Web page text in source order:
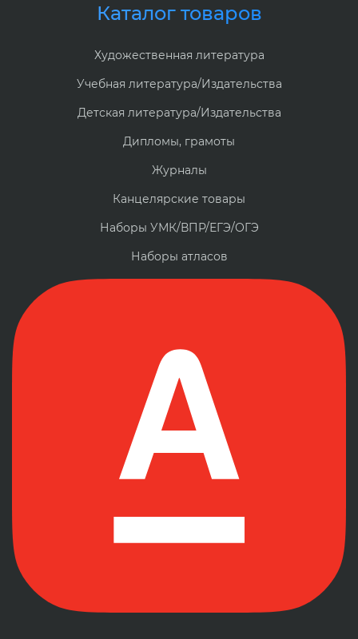
Каталог товаров
Художественная литература
Учебная литература/Издательства
Детская литература/Издательства
Дипломы, грамоты
Журналы
Канцелярские товары
Наборы УМК/ВПР/ЕГЭ/ОГЭ
Наборы атласов